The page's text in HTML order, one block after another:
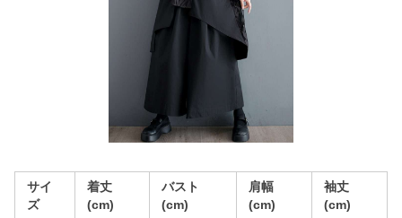
サイ
ズ
着丈
(cm)
バスト
(cm)
肩幅
(cm)
袖丈
(cm)